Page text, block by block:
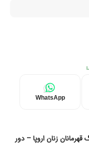
WhatsApp
زنان اروپا – دور